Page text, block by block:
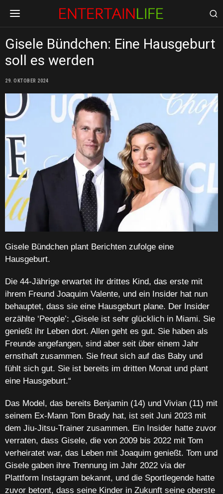
Gisele Bündchen: Eine Hausgeburt
soll es werden
29. OKTOBER 2024
Gisele Bündchen plant Berichten zufolge eine
Hausgeburt.
Die 44-Jährige erwartet ihr drittes Kind, das erste mit
ihrem Freund Joaquim Valente, und ein Insider hat nun
behauptet, dass sie eine Hausgeburt plane. Der Insider
erzählte ‘People’: „Gisele ist sehr glücklich in Miami. Sie
genießt ihr Leben dort. Allen geht es gut. Sie haben als
Freunde angefangen, sind aber seit über einem Jahr
ernsthaft zusammen. Sie freut sich auf das Baby und
fühlt sich gut. Sie ist bereits im dritten Monat und plant
eine Hausgeburt.“
Das Model, das bereits Benjamin (14) und Vivian (11) mit
seinem Ex-Mann Tom Brady hat, ist seit Juni 2023 mit
dem Jiu-Jitsu-Trainer zusammen. Ein Insider hatte zuvor
verraten, dass Gisele, die von 2009 bis 2022 mit Tom
verheiratet war, das Leben mit Joaquim genießt. Tom und
Gisele gaben ihre Trennung im Jahr 2022 via der
Plattform Instagram bekannt, und die Sportlegende hatte
zuvor betont, dass seine Kinder in Zukunft seine oberste